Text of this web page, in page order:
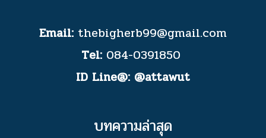
Email: thebigherb99@gmail.com
Tel: 084-0391850
ID Line@: @attawut
บทความล่าสุด